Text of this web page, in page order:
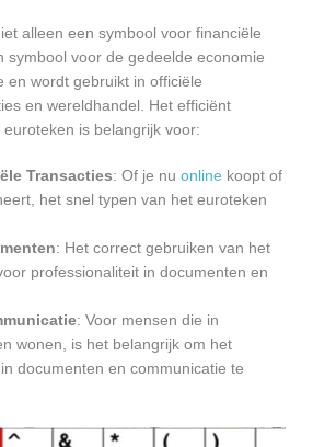
alleen een symbool voor financiële
symbool voor de gedeelde economie
en wordt gebruikt in officiële
en wereldhandel. Het efficiënt
is belangrijk voor:
Transacties: Of je nu online koopt of
het snel typen van het euroteken
: Het correct gebruiken van het
professionaliteit in documenten en
: Voor mensen die in
wonen, is het belangrijk om het
documenten en communicatie te